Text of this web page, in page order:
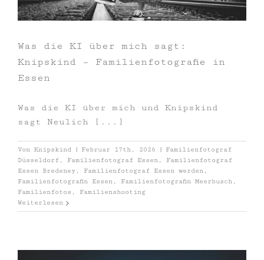
Was die KI über mich sagt:
Knipskind – Familienfotografie in
Essen
Was die KI über mich und Knipskind
sagt Neulich [...]
Von Knipskind | Februar 17th, 2026 |
Familienfotograf
Düsseldorf , Familienfotograf Essen , Familienfotograf
Essen Bredeney , Familienfotograf Essen werden ,
Familienfotografin Essen , Familienfotografin Meerbusch ,
Familienfotos , Familienshooting
Weiterlesen